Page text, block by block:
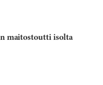
maitostoutti isolta